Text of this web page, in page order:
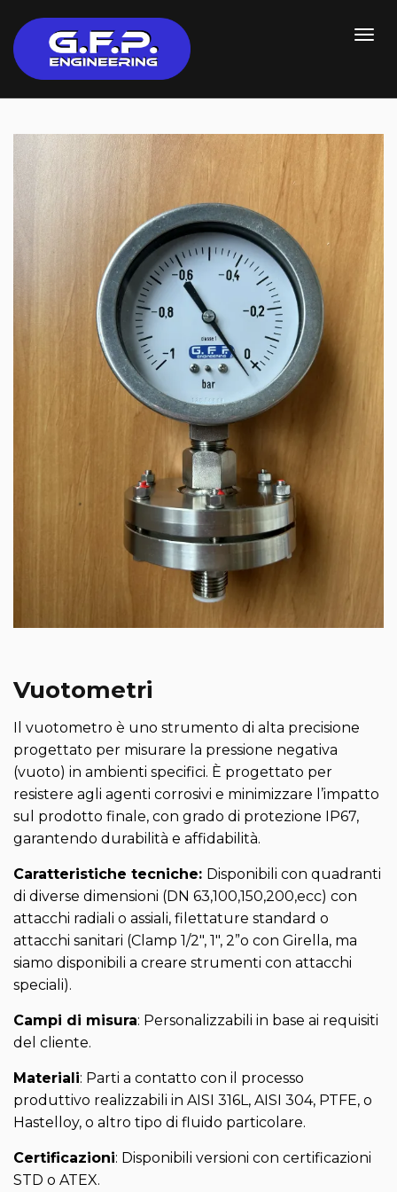
Vuotometri
Il vuotometro è uno strumento di alta precisione
progettato per misurare la pressione negativa
(vuoto) in ambienti specifici. È progettato per
resistere agli agenti corrosivi e minimizzare l’impatto
sul prodotto finale, con grado di protezione IP67,
garantendo durabilità e affidabilità.
Caratteristiche tecniche: Disponibili con quadranti
di diverse dimensioni (DN 63,100,150,200,ecc) con
attacchi radiali o assiali, filettature standard o
attacchi sanitari (Clamp 1/2″, 1″, 2”o con Girella, ma
siamo disponibili a creare strumenti con attacchi
speciali).
Campi di misura: Personalizzabili in base ai requisiti
del cliente.
Materiali: Parti a contatto con il processo
produttivo realizzabili in AISI 316L, AISI 304, PTFE, o
Hastelloy, o altro tipo di fluido particolare.
Certificazioni: Disponibili versioni con certificazioni
STD o ATEX.